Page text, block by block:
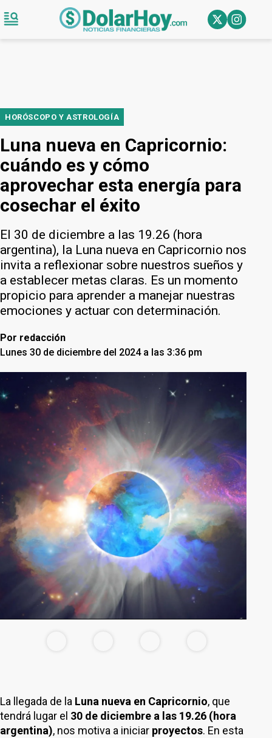
HORÓSCOPO Y ASTROLOGÍA
Luna nueva en Capricornio:
cuándo es y cómo
aprovechar esta energía para
cosechar el éxito
El 30 de diciembre a las 19.26 (hora
argentina), la Luna nueva en Capricornio nos
invita a reflexionar sobre nuestros sueños y
a establecer metas claras. Es un momento
propicio para aprender a manejar nuestras
emociones y actuar con determinación.
Por redacción
Lunes 30 de diciembre del 2024 a las 3:36 pm
La llegada de la Luna nueva en Capricornio, que
tendrá lugar el 30 de diciembre a las 19.26 (hora
argentina), nos motiva a iniciar proyectos. En esta